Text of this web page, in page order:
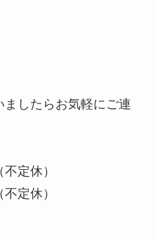
したらお気軽にご連
定休）
定休）